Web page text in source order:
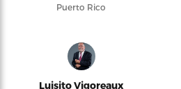
Puerto Rico
Luisito Vigoreaux